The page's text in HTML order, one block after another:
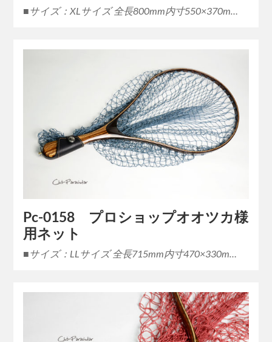
■サイズ：XLサイズ 全長800mm内寸550×370m…
Pc-0158 プロショップオオツカ様
用ネット
■サイズ：LLサイズ 全長715mm内寸470×330m…